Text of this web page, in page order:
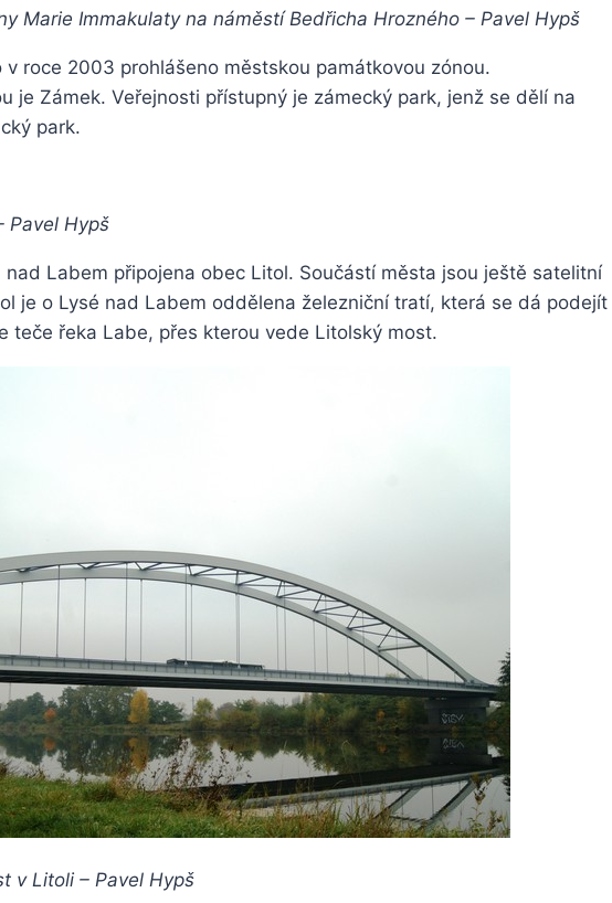
Marie Immakulaty na náměstí Bedřicha Hrozného – Pavel Hypš
roce 2003 prohlášeno městskou památkovou zónou.
je Zámek. Veřejnosti přístupný je zámecký park, jenž se dělí na
park.
Pavel Hypš
nad Labem připojena obec Litol. Součástí města jsou ještě satelitní
je o Lysé nad Labem oddělena železniční tratí, která se dá podejít
teče řeka Labe, přes kterou vede Litolský most.
v Litoli – Pavel Hypš